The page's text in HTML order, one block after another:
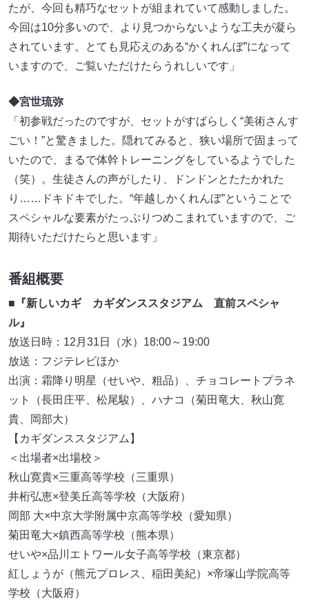
たが、今回も精巧なセットが組まれていて感動しました。
今回は10分多いので、より見つからないような工夫が凝ら
されています。とても見応えのある“かくれんぼ”になって
いますので、ご覧いただけたらうれしいです」
◆宮世琉弥
「初参戦だったのですが、セットがすばらしく“美術さんす
ごい！”と驚きました。隠れてみると、狭い場所で固まって
いたので、まるで体幹トレーニングをしているようでした
（笑）。生徒さんの声がしたり、ドンドンとたたかれた
り……ドキドキでした。“年越しかくれんぼ”ということで
スペシャルな要素がたっぷりつめこまれていますので、ご
期待いただけたらと思います」
番組概要
■『新しいカギ カギダンススタジアム 直前スペシャ
ル』
放送日時：12月31日（水）18:00～19:00
放送：フジテレビほか
出演：霜降り明星（せいや、粗品）、チョコレートプラネ
ット（長田庄平、松尾駿）、ハナコ（菊田竜大、秋山寛
貴、岡部大）
【カギダンススタジアム】
＜出場者×出場校＞
秋山寛貴×三重高等学校（三重県）
井桁弘恵×登美丘高等学校（大阪府）
岡部 大×中京大学附属中京高等学校（愛知県）
菊田竜大×鎮西高等学校（熊本県）
せいや×品川エトワール女子高等学校（東京都）
紅しょうが（熊元プロレス、稲田美紀）×帝塚山学院高等
学校（大阪府）